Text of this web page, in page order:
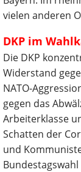
vielen anderen
DKP im
Die DKP
Widerstand
NATO-
gegen das
Arbeiterklasse
Schatten der
und